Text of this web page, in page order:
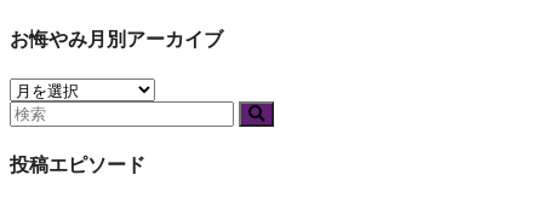
お悔やみ月別アーカイブ
投稿エピソード